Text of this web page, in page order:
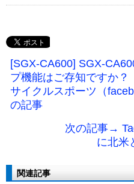
[SGX-CA600] SGX-
プ機能はご存知ですか？
サイクルスポーツ（
の記事
次の記事→
に北米
関連記事